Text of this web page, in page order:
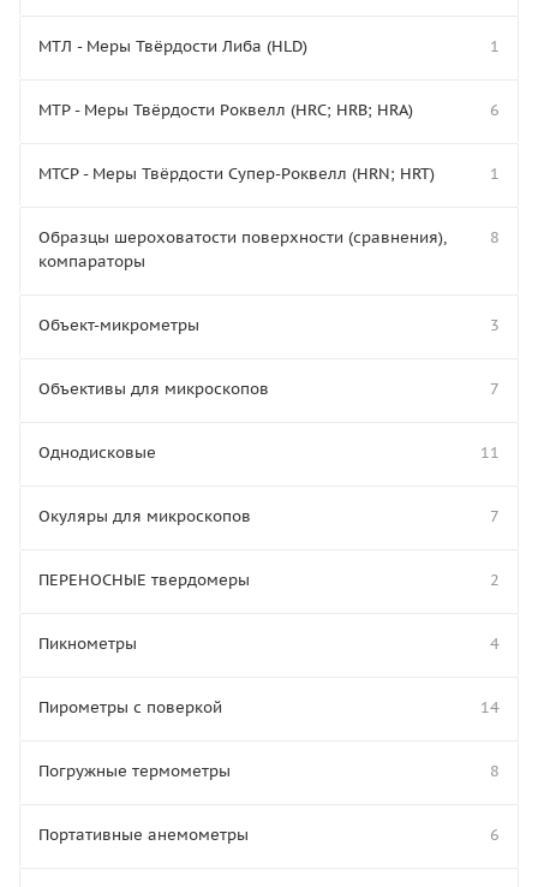
МТЛ - Меры Твёрдости Либа (HLD) 1
МТР - Меры Твёрдости Роквелл (HRC; HRB; HRA) 6
МТСР - Меры Твёрдости Супер-Роквелл (HRN; HRT) 1
Образцы шероховатости поверхности (сравнения),
компараторы
8
Объект-микрометры 3
Объективы для микроскопов 7
Однодисковые 11
Окуляры для микроскопов 7
ПЕРЕНОСНЫЕ твердомеры 2
Пикнометры 4
Пирометры с поверкой 14
Погружные термометры 8
Портативные анемометры 6